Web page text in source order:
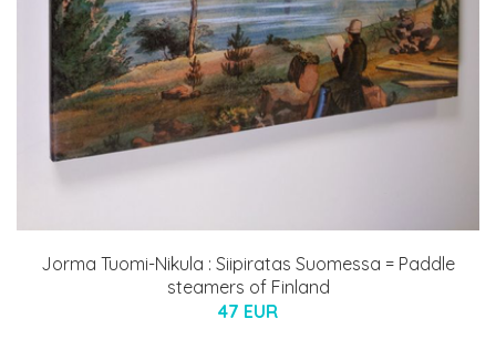
Jorma Tuomi-Nikula : Siipiratas Suomessa = Paddle
steamers of Finland
47 EUR